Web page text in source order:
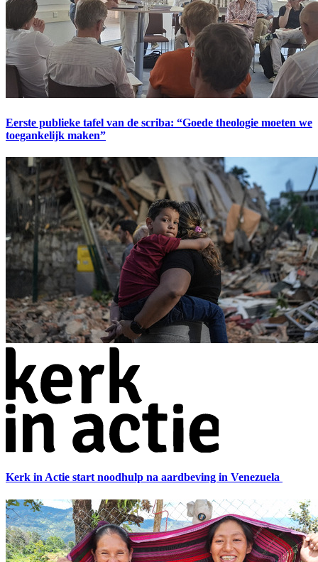
Eerste publieke tafel van de scriba: “Goede theologie moeten we
toegankelijk maken”
Kerk in Actie start noodhulp na aardbeving in Venezuela